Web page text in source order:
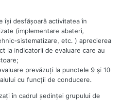
îşi desfăşoară activitatea în
(implementare abateri,
sistematizare, etc. ) aprecierea
la indicatorii de evaluare care au
prevăzuţi la punctele 9 şi 10
cu funcţii de conducere.
în cadrul şedinţei grupului de